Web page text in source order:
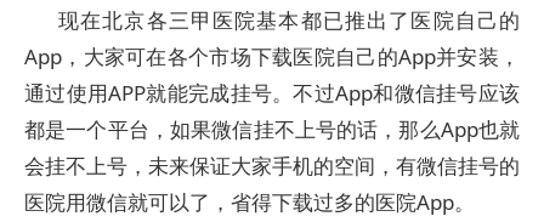
现在北京各三甲医院基本都已推出了医院自己的
App，大家可在各个市场下载医院自己的App并安装，
通过使用APP就能完成挂号。不过App和微信挂号应该
都是一个平台，如果微信挂不上号的话，那么App也就
会挂不上号，未来保证大家手机的空间，有微信挂号的
医院用微信就可以了，省得下载过多的医院App。